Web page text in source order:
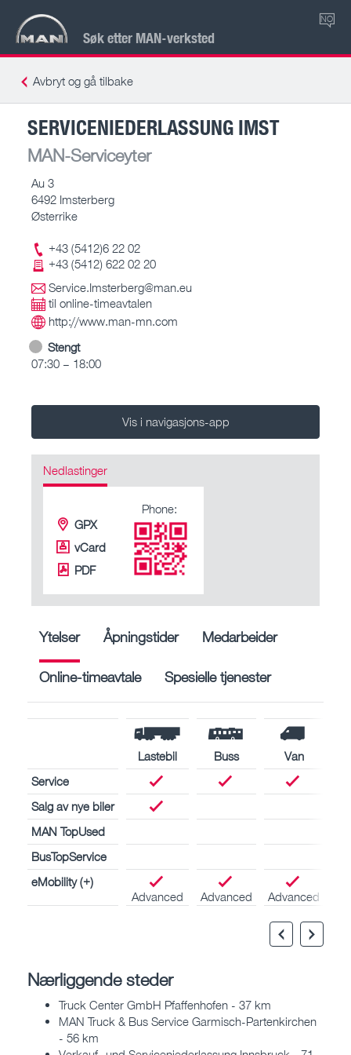
Søk etter MAN-verksted
NO
Avbryt og gå tilbake
SERVICENIEDERLASSUNG IMST
MAN-Serviceyter
Au 3
6492 Imsterberg
Østerrike
+43 (5412)6 22 02
+43 (5412) 622 02 20
Service.Imsterberg@man.eu
til online-timeavtalen
http://www.man-mn.com
Stengt
07:30 – 18:00
Vis i navigasjons-app
Nedlastinger
GPX
vCard
PDF
Phone:
Ytelser Åpningstider Medarbeider
Online-timeavtale Spesielle tjenester
Lastebil Buss
Van
Service
Salg av nye biler
MAN TopUsed
BusTopService
eMobility (+)
Advanced
Advanced Advanced
Nærliggende steder
Truck Center GmbH Pfaffenhofen - 37 km
MAN Truck & Bus Service Garmisch-Partenkirchen
- 56 km